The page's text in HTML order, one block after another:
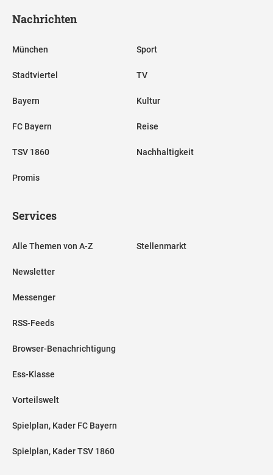
Nachrichten
München
Stadtviertel
Bayern
FC Bayern
TSV 1860
Promis
Sport
TV
Kultur
Reise
Nachhaltigkeit
Services
Alle Themen von A-Z
Newsletter
Messenger
RSS-Feeds
Browser-Benachrichtigung
Ess-Klasse
Vorteilswelt
Spielplan, Kader FC Bayern
Spielplan, Kader TSV 1860
Stellenmarkt